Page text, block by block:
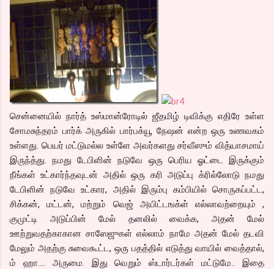
சென்னையில் நார்த் உஸ்மான்ரோடில் ஜீதமிழ் டிவிக்கு எதிரே உள்ள
சோமசுந்தரம் பார்க் அருகில் பார்பக்யூ நேஷன் என்ற ஒரு உணவகம்
உள்ளது. பெயர் மட்டுமல்ல உள்ளே அவர்களது சர்வீஸும் வித்யாசமாய்
இருந்த்து. நமது டேபிளின் நடுவே ஒரு பெரிய ஓட்டை இருக்கும்
நீங்கள் உட்கார்ந்தவுடன் அதில் ஒரு கரி அடுப்பு க்ரில்லோடு நமது
டேபிளின் நடுவே உட்கார, அதில் இரும்பு கம்பியில் சொருகப்பட்ட,
சிக்கன், மட்டன், மற்றும் வெஜ் அயிட்டஙக்ள் எல்லாவற்றையும் ,
குமுட்டி அடுப்பின் மேல் தனலில் வைக்க, அதன் மேல்
ஊற்றுவதற்காகான சாஸேஜுகள் எல்லாம் நாமே அதன் மேல் தடவி
மேலும் அதற்கு சுவைகூட்ட, ஒரு பதத்தில் எடுத்து வாயில் வைத்தால்,
ம் ஹா…. அருமை. இது வெறும் ஸ்டார்டர்கள் மட்டுமே.. இதை